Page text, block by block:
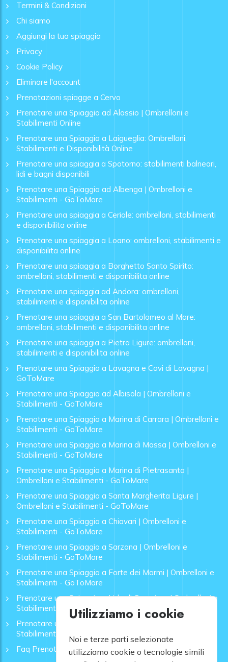
Termini & Condizioni
Chi siamo
Aggiungi la tua spiaggia
Privacy
Cookie Policy
Eliminare l'account
Prenotazioni spiagge a Cervo
Prenotare una Spiaggia ad Alassio | Ombrelloni e
Stabilimenti Online
Prenotare una Spiaggia a Laigueglia: Ombrelloni,
Stabilimenti e Disponibilità Online
Prenotare una spiaggia a Spotorno: stabilimenti balneari,
lidi e bagni disponibili
Prenotare una Spiaggia ad Albenga | Ombrelloni e
Stabilimenti - GoToMare
Prenotare una spiaggia a Ceriale: ombrelloni, stabilimenti
e disponibilita online
Prenotare una spiaggia a Loano: ombrelloni, stabilimenti e
disponibilita online
Prenotare una spiaggia a Borghetto Santo Spirito:
ombrelloni, stabilimenti e disponibilita online
Prenotare una spiaggia ad Andora: ombrelloni,
stabilimenti e disponibilita online
Prenotare una spiaggia a San Bartolomeo al Mare:
ombrelloni, stabilimenti e disponibilita online
Prenotare una spiaggia a Pietra Ligure: ombrelloni,
stabilimenti e disponibilita online
Prenotare una Spiaggia a Lavagna e Cavi di Lavagna |
GoToMare
Prenotare una Spiaggia ad Albisola | Ombrelloni e
Stabilimenti - GoToMare
Prenotare una Spiaggia a Marina di Carrara | Ombrelloni e
Stabilimenti - GoToMare
Prenotare una Spiaggia a Marina di Massa | Ombrelloni e
Stabilimenti - GoToMare
Prenotare una Spiaggia a Marina di Pietrasanta |
Ombrelloni e Stabilimenti - GoToMare
Prenotare una Spiaggia a Santa Margherita Ligure |
Ombrelloni e Stabilimenti - GoToMare
Prenotare una Spiaggia a Chiavari | Ombrelloni e
Stabilimenti - GoToMare
Prenotare una Spiaggia a Sarzana | Ombrelloni e
Stabilimenti - GoToMare
Prenotare una Spiaggia a Forte dei Marmi | Ombrelloni e
Stabilimenti - GoToMare
Prenotare una Spiaggia a Lido di Camaiore | Ombrelloni e
Stabilimenti - GoToMare
Prenotare una Spiaggia a Rapallo | Ombrelloni e
Stabilimenti - GoToMare
Faq Prenotazione Spiagge
Utilizziamo i cookie
Noi e terze parti selezionate
utilizziamo cookie o tecnologie simili